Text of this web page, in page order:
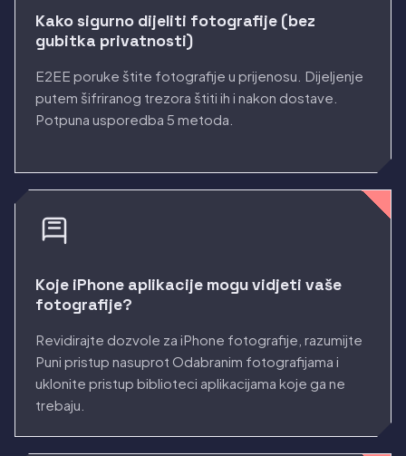
Kako sigurno dijeliti fotografije (bez
gubitka privatnosti)
E2EE poruke štite fotografije u prijenosu. Dijeljenje
putem šifriranog trezora štiti ih i nakon dostave.
Potpuna usporedba 5 metoda.
Koje iPhone aplikacije mogu vidjeti vaše
fotografije?
Revidirajte dozvole za iPhone fotografije, razumijte
Puni pristup nasuprot Odabranim fotografijama i
uklonite pristup biblioteci aplikacijama koje ga ne
trebaju.